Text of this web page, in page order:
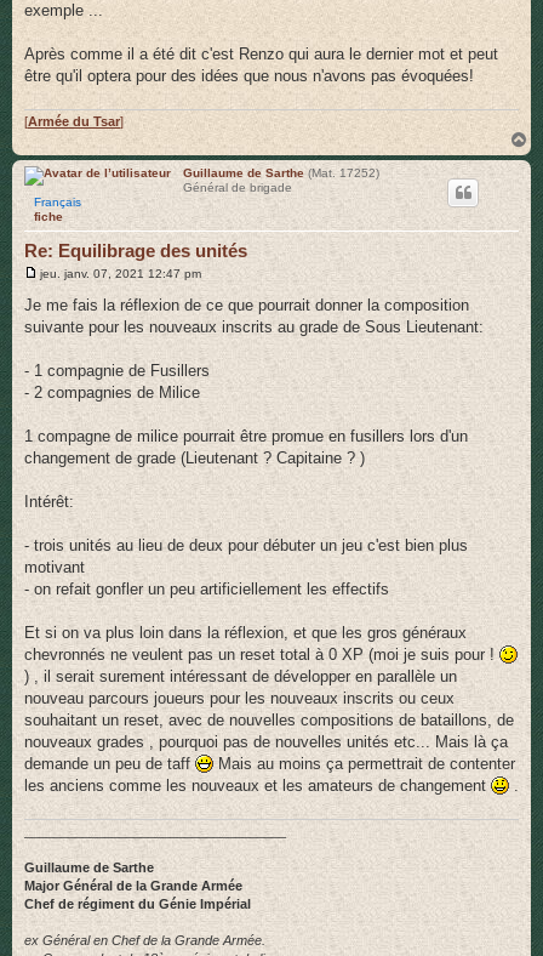
exemple ...
Après comme il a été dit c'est Renzo qui aura le dernier mot et peut
être qu'il optera pour des idées que nous n'avons pas évoquées!
[Armée du Tsar]
H
a
u
t
Guillaume de Sarthe(Mat. 17252)
Général de brigade
Français
fiche
Re: Equilibrage des unités
M
e
s
a
jeu. janv. 07, 2021 12:47 pm
Je me fais la réflexion de ce que pourrait donner la composition
suivante pour les nouveaux inscrits au grade de Sous Lieutenant:
- 1 compagnie de Fusillers
- 2 compagnies de Milice
1 compagne de milice pourrait être promue en fusillers lors d'un
changement de grade (Lieutenant ? Capitaine ? )
Intérêt:
- trois unités au lieu de deux pour débuter un jeu c'est bien plus
motivant
- on refait gonfler un peu artificiellement les effectifs
Et si on va plus loin dans la réflexion, et que les gros généraux
chevronnés ne veulent pas un reset total à 0 XP (moi je suis pour !
) , il serait surement intéressant de développer en parallèle un
nouveau parcours joueurs pour les nouveaux inscrits ou ceux
souhaitant un reset, avec de nouvelles compositions de bataillons, de
nouveaux grades , pourquoi pas de nouvelles unités etc... Mais là ça
demande un peu de taff
Mais au moins ça permettrait de contenter
les anciens comme les nouveaux et les amateurs de changement
.
____________________________________
Guillaume de Sarthe
Major Général de la Grande Armée
Chef de régiment du Génie Impérial
ex Général en Chef de la Grande Armée.